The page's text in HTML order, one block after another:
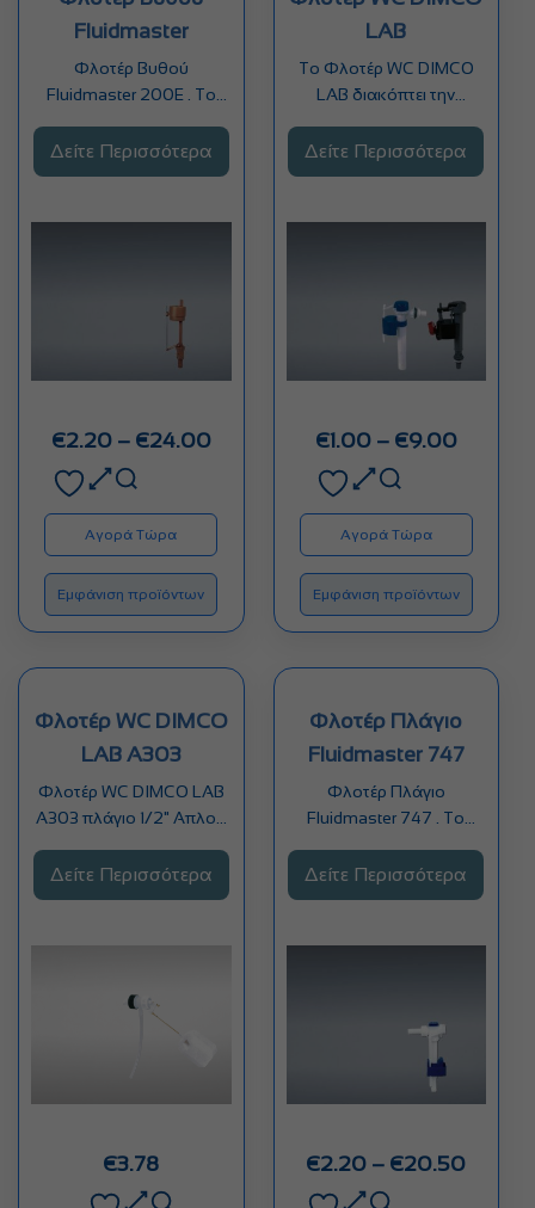
Fluidmaster
Φλοτέρ Βυθού
Fluidmaster 200E . Το
κόσμο ! To…
Δείτε Περισσότερα
€2.20 – €24.00Price
through
Αγορά Τώρα
Εμφάνιση προϊόντων
LAB
Το Φλοτέρ WC DIMCO
LAB διακόπτει την
που…
Δείτε Περισσότερα
€1.00 – €9.00Price
through
Αγορά Τώρα
Εμφάνιση προϊόντων
Φλοτέρ WC DIMCO
LAB Α303
Φλοτέρ WC DIMCO LAB
Α303 πλάγιο 1/2" Απλού
Δείτε Περισσότερα
€3.78
Φλοτέρ Πλάγιο
Fluidmaster 747
Φλοτέρ Πλάγιο
Fluidmaster 747 . Το
κόσμο ! To μοναδικό…
Δείτε Περισσότερα
€2.20 – €20.50Price